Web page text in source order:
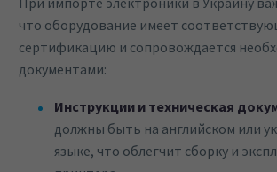
что оборудование имеет
сертификацию и сопровождается
документами:
Инструкции и техническая
должны быть на английском или
языке, что облегчит сборку и